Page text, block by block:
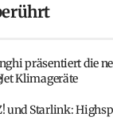
präsentiert die
Klimageräte
und Starlink: